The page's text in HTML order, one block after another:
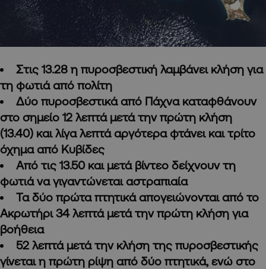
Στις 13.28 η πυροσβεστική λαμβάνει κλήση για
τη φωτιά από πολίτη
Δύο πυροσβεστικά από Πάχνα καταφθάνουν
στο σημείο 12 λεπτά μετά την πρώτη κλήση
(13.40) και λίγα λεπτά αργότερα φτάνει και τρίτο
όχημα από Κυβίδες
Από τις 13.50 και μετά βίντεο δείχνουν τη
φωτιά να γιγαντώνεται αστραπιαία
Τα δύο πρώτα πτητικά απογειώνονται από το
Ακρωτήρι 34 λεπτά μετά την πρώτη κλήση για
βοήθεια
52 λεπτά μετά την κλήση της πυροσβεστικής
γίνεται η πρώτη ρίψη από δύο πτητικά, ενώ στο